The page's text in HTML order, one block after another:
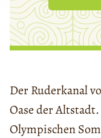
Der Ruderkanal
Oase der
Olympischen